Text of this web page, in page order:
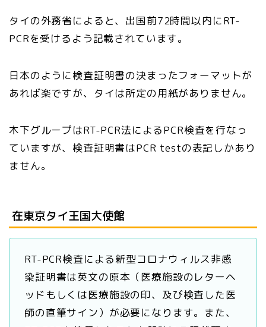
タイの外務省によると、出国前72時間以内にRT-
PCRを受けるよう記載されています。
日本のように検査証明書の決まったフォーマットが
あれば楽ですが、タイは所定の用紙がありません。
木下グループはRT-PCR法によるPCR検査を行なっ
ていますが、検査証明書はPCR testの表記しかあり
ません。
在東京タイ王国大使館
RT-PCR検査による新型コロナウィルス非感
染証明書は英文の原本（医療施設のレターヘ
ッドもしくは医療施設の印、及び検査した医
師の直筆サイン）が必要になります。また、